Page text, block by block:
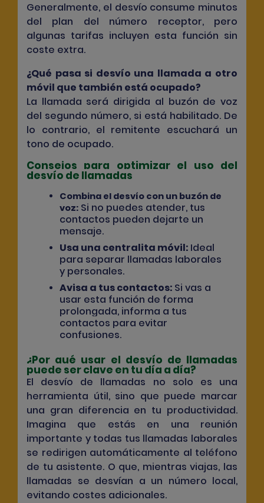
Generalmente, el desvío consume minutos
del plan del número receptor, pero
algunas tarifas incluyen esta función sin
coste extra.
¿Qué pasa si desvío una llamada a otro
móvil que también está ocupado?
La llamada será dirigida al buzón de voz
del segundo número, si está habilitado. De
lo contrario, el remitente escuchará un
tono de ocupado.
Consejos para optimizar el uso del
desvío de llamadas
Combina el desvío con un buzón de
voz: Si no puedes atender, tus
contactos pueden dejarte un
mensaje.
Usa una centralita móvil: Ideal
para separar llamadas laborales
y personales.
Avisa a tus contactos: Si vas a
usar esta función de forma
prolongada, informa a tus
contactos para evitar
confusiones.
¿Por qué usar el desvío de llamadas
puede ser clave en tu día a día?
El desvío de llamadas no solo es una
herramienta útil, sino que puede marcar
una gran diferencia en tu productividad.
Imagina que estás en una reunión
importante y todas tus llamadas laborales
se redirigen automáticamente al teléfono
de tu asistente. O que, mientras viajas, las
llamadas se desvían a un número local,
evitando costes adicionales.